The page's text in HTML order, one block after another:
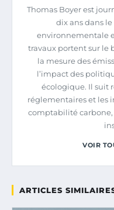
Thomas Boyer est
dix ans dans
environnementale
travaux portent sur le
la mesure des
l’impact des
écologique. Il suit
réglementaires et les
comptabilité
VOIR
ARTICLES